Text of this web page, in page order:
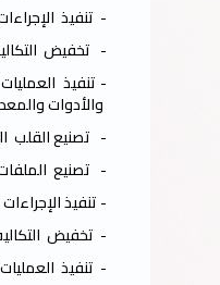
- تنفيذ
- تخفيض
- تنفيذ
والأدوات
- تصنيع القلب
- تصنيع
- تنفيذ
- تخفيض
- تنفيذ العمليات